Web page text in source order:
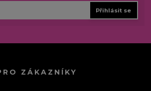
Přihlásit se
ZÁKAZNÍKY